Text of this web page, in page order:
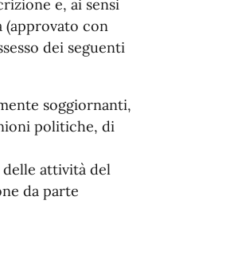
e, ai sensi
(approvato con
dei seguenti
soggiornanti,
politiche, di
attività del
da parte